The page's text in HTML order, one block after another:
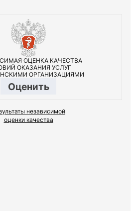
ОЦЕНКА КАЧЕСТВА
ОКАЗАНИЯ УСЛУГ
ОРГАНИЗАЦИЯМИ
Оценить
независимой
оценки качества